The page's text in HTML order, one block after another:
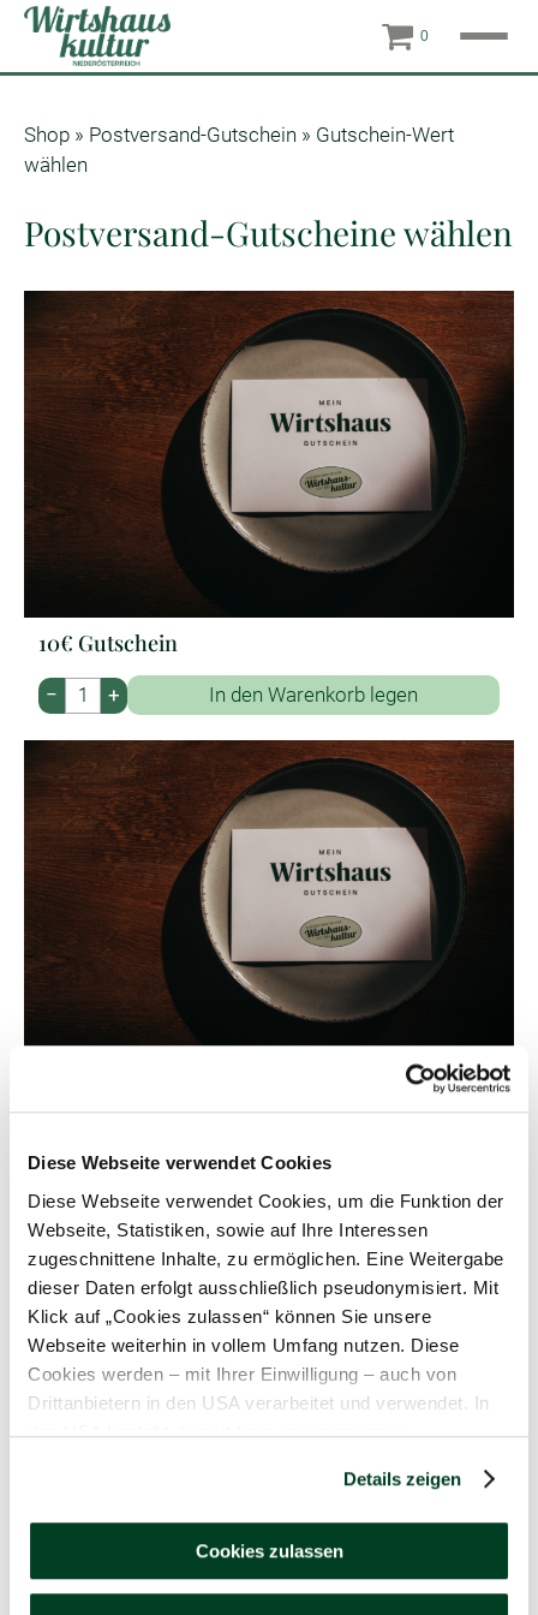
Diese Webseite verwendet Cookies
Diese Webseite verwendet Cookies, um die Funktion der
Webseite, Statistiken, sowie auf Ihre Interessen
zugeschnittene Inhalte, zu ermöglichen. Eine Weitergabe
dieser Daten erfolgt ausschließlich pseudonymisiert. Mit
Klick auf „Cookies zulassen“ können Sie unsere
Webseite weiterhin in vollem Umfang nutzen. Diese
Cookies werden – mit Ihrer Einwilligung – auch von
Drittanbietern in den USA verarbeitet und verwendet. In
den USA besteht derzeit kein angemessenes
dass staatliche Sicherheitsbehörden entsprechende
Anordnungen gegenüber den Drittanbietern (Google und
Meta Platforms, Inc.) treffen, um Zugriff auf Daten zu
Kontroll- und Überwachungszwecken zu erhalten.
Details zeigen
Cookies zulassen
0
Shop » Postversand-Gutschein » Gutschein-Wert
wählen
Postversand-Gutscheine wählen
10€ Gutschein
− + In den Warenkorb legen
− + In den Warenkorb legen